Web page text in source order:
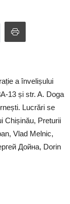
a învelișului
13 și str. A. Doga
Lucrări se
Chișinău, Preturii
Vlad Melnic,
Дойна, Dorin